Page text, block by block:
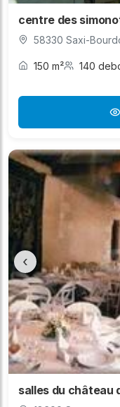
centre des
58330 Saxi-
150 m² 140
‹
salles du château